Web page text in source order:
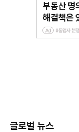
글로벌 뉴스